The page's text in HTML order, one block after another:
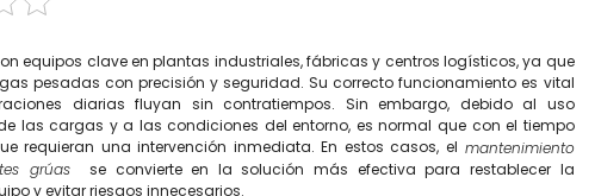
equipos clave en plantas industriales, fábricas y centros logísticos, ya que
pesadas con precisión y seguridad. Su correcto funcionamiento es vital
diarias fluyan sin contratiempos. Sin embargo, debido al uso
las cargas y a las condiciones del entorno, es normal que con el tiempo
requieran una intervención inmediata. En estos casos, el mantenimiento
grúas
se convierte en la solución más efectiva para restablecer la
y evitar riesgos innecesarios.